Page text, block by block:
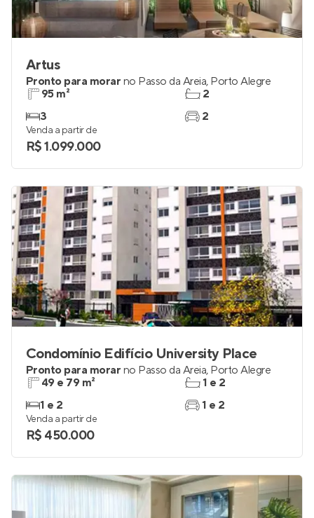
Artus
Pronto para morar no Passo da Areia, Porto Alegre
95 m²
3
2
2
Venda a partir de
R$ 1.099.000
Condomínio Edifício University Place
Pronto para morar no Passo da Areia, Porto Alegre
49 e 79 m²
1 e 2
1 e 2
1 e 2
Venda a partir de
R$ 450.000